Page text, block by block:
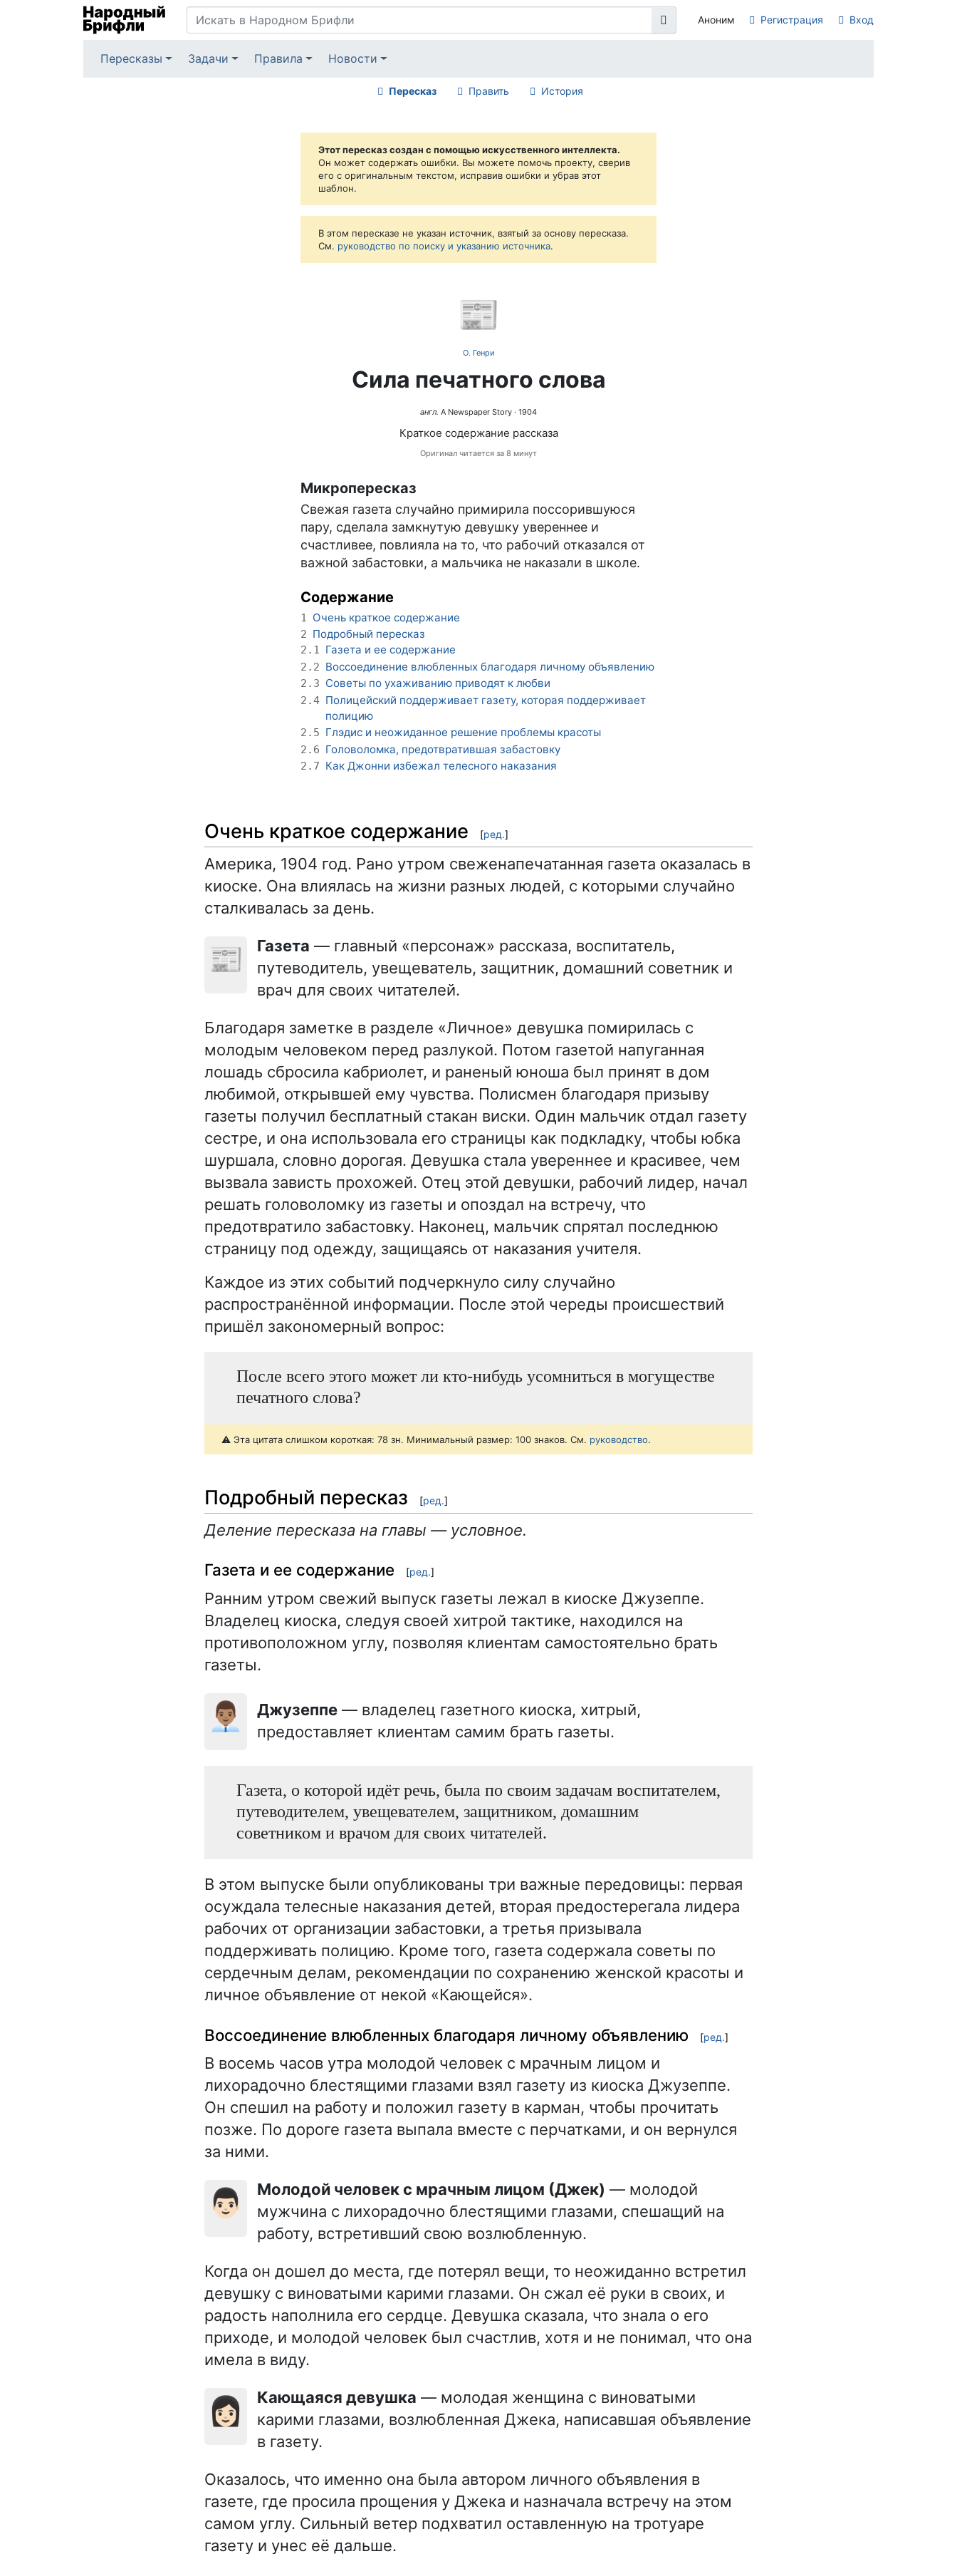
Аноним Регистрация Вход
Пересказы Задачи Правила Новости
Пересказ Править История
Этот пересказ создан с помощью искусственного интеллекта.
Он может содержать ошибки. Вы можете помочь проекту, сверив
его с оригинальным текстом, исправив ошибки и убрав этот
шаблон.
В этом пересказе не указан источник, взятый за основу пересказа.
См. руководство по поиску и указанию источника.
📰
О. Генри
Сила печатного слова
англ. A Newspaper Story · 1904
Краткое содержание рассказа
Оригинал читается за 8 минут
Микропересказ
Свежая газета случайно примирила поссорившуюся
пару, сделала замкнутую девушку увереннее и
счастливее, повлияла на то, что рабочий отказался от
важной забастовки, а мальчика не наказали в школе.
Содержание
1 Очень краткое содержание
2 Подробный пересказ
2.1 Газета и ее содержание
2.2 Воссоединение влюбленных благодаря личному объявлению
2.3 Советы по ухаживанию приводят к любви
2.4 Полицейский поддерживает газету, которая поддерживает
полицию
2.5 Глэдис и неожиданное решение проблемы красоты
2.6 Головоломка, предотвратившая забастовку
2.7 Как Джонни избежал телесного наказания
Очень краткое содержание [ред.]
Америка, 1904 год. Рано утром свеженапечатанная газета оказалась в
киоске. Она влиялась на жизни разных людей, с которыми случайно
сталкивалась за день.
📰 Газета — главный «персонаж» рассказа, воспитатель,
путеводитель, увещеватель, защитник, домашний советник и
врач для своих читателей.
Благодаря заметке в разделе «Личное» девушка помирилась с
молодым человеком перед разлукой. Потом газетой напуганная
лошадь сбросила кабриолет, и раненый юноша был принят в дом
любимой, открывшей ему чувства. Полисмен благодаря призыву
газеты получил бесплатный стакан виски. Один мальчик отдал газету
сестре, и она использовала его страницы как подкладку, чтобы юбка
шуршала, словно дорогая. Девушка стала увереннее и красивее, чем
вызвала зависть прохожей. Отец этой девушки, рабочий лидер, начал
решать головоломку из газеты и опоздал на встречу, что
предотвратило забастовку. Наконец, мальчик спрятал последнюю
страницу под одежду, защищаясь от наказания учителя.
Каждое из этих событий подчеркнуло силу случайно
распространённой информации. После этой череды происшествий
пришёл закономерный вопрос:
После всего этого может ли кто-нибудь усомниться в могуществе
печатного слова?
⚠️ Эта цитата слишком короткая: 78 зн. Минимальный размер: 100 знаков. См. руководство.
Подробный пересказ [ред.]
Деление пересказа на главы — условное.
Газета и ее содержание [ред.]
Ранним утром свежий выпуск газеты лежал в киоске Джузеппе.
Владелец киоска, следуя своей хитрой тактике, находился на
противоположном углу, позволяя клиентам самостоятельно брать
газеты.
👨🏽‍💼 Джузеппе — владелец газетного киоска, хитрый,
предоставляет клиентам самим брать газеты.
Газета, о которой идёт речь, была по своим задачам воспитателем,
путеводителем, увещевателем, защитником, домашним
советником и врачом для своих читателей.
В этом выпуске были опубликованы три важные передовицы: первая
осуждала телесные наказания детей, вторая предостерегала лидера
рабочих от организации забастовки, а третья призывала
поддерживать полицию. Кроме того, газета содержала советы по
сердечным делам, рекомендации по сохранению женской красоты и
личное объявление от некой «Кающейся».
Воссоединение влюбленных благодаря личному объявлению [ред.]
В восемь часов утра молодой человек с мрачным лицом и
лихорадочно блестящими глазами взял газету из киоска Джузеппе.
Он спешил на работу и положил газету в карман, чтобы прочитать
позже. По дороге газета выпала вместе с перчатками, и он вернулся
за ними.
👨🏻 Молодой человек с мрачным лицом (Джек) — молодой
мужчина с лихорадочно блестящими глазами, спешащий на
работу, встретивший свою возлюбленную.
Когда он дошел до места, где потерял вещи, то неожиданно встретил
девушку с виноватыми карими глазами. Он сжал её руки в своих, и
радость наполнила его сердце. Девушка сказала, что знала о его
приходе, и молодой человек был счастлив, хотя и не понимал, что она
имела в виду.
👩🏻 Кающаяся девушка — молодая женщина с виноватыми
карими глазами, возлюбленная Джека, написавшая объявление
в газету.
Оказалось, что именно она была автором личного объявления в
газете, где просила прощения у Джека и назначала встречу на этом
самом углу. Сильный ветер подхватил оставленную на тротуаре
газету и унес её дальше.